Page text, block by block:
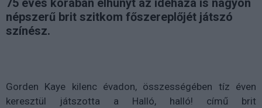
75 éves korában elhunyt az idehaza is nagyon
népszerű brit szitkom főszereplőjét játszó
színész.
Gorden Kaye kilenc évadon, összességében tíz éven
keresztül játszotta a Halló, halló! című brit